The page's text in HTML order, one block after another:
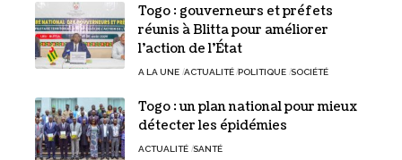
Togo : gouverneurs et préfets
réunis à Blitta pour améliorer
l’action de l’État
A LA UNE ACTUALITÉ POLITIQUE SOCIÉTÉ
Togo : un plan national pour mieux
détecter les épidémies
ACTUALITÉ SANTÉ